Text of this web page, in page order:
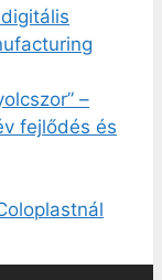
–
fejlődés és